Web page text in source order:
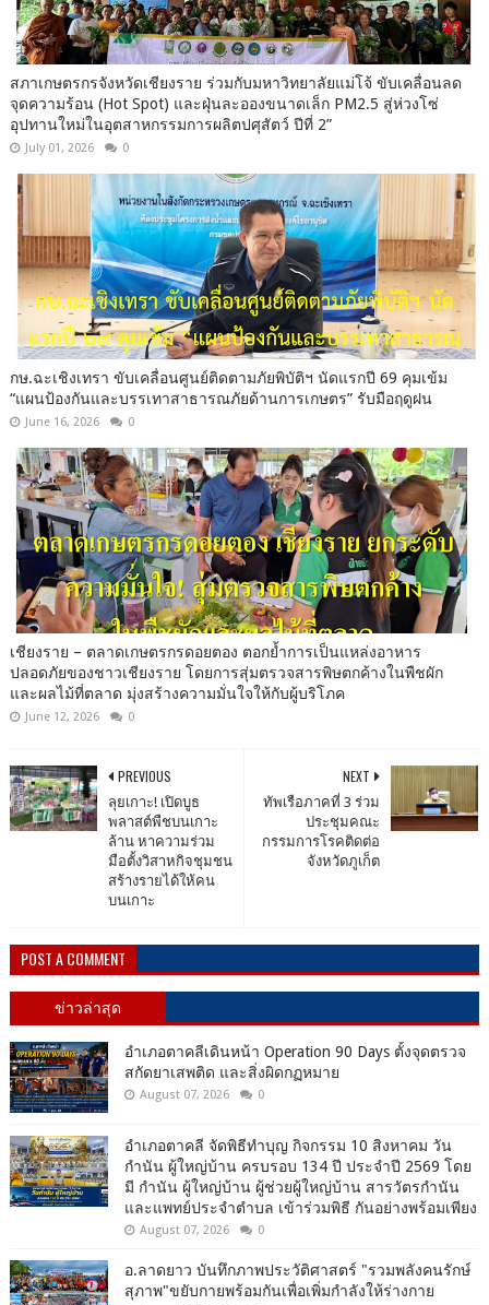
สภาเกษตรกรจังหวัดเชียงราย ร่วมกับมหาวิทยาลัยแม่โจ้ ขับเคลื่อนลด
จุดความร้อน (Hot Spot) และฝุ่นละอองขนาดเล็ก PM2.5 สู่ห่วงโซ่
อุปทานใหม่ในอุตสาหกรรมการผลิตปศุสัตว์ ปีที่ 2”
July 01, 2026 0
กษ.ฉะเชิงเทรา ขับเคลื่อนศูนย์ติดตามภัยพิบัติฯ นัดแรกปี 69 คุมเข้ม
“แผนป้องกันและบรรเทาสาธารณภัยด้านการเกษตร” รับมือฤดูฝน
June 16, 2026 0
เชียงราย – ตลาดเกษตรกรดอยตอง ตอกย้ำการเป็นแหล่งอาหาร
ปลอดภัยของชาวเชียงราย โดยการสุ่มตรวจสารพิษตกค้างในพืชผัก
และผลไม้ที่ตลาด มุ่งสร้างความมั่นใจให้กับผู้บริโภค
June 12, 2026 0
NEXT
ทัพเรือภาคที่ 3 ร่วม
ประชุมคณะ
กรรมการโรคติดต่อ
จังหวัดภูเก็ต
PREVIOUS
ลุยเกาะ! เปิดบูธ
พลาสต์พืชบนเกาะ
ล้าน หาความร่วม
มือตั้งวิสาหกิจชุมชน
สร้างรายได้ให้คน
บนเกาะ
POST A COMMENT
ข่าวล่าสุด
อำเภอตาคลีเดินหน้า Operation 90 Days ตั้งจุดตรวจ
สกัดยาเสพติด และสิ่งผิดกฏหมาย
August 07, 2026 0
อำเภอตาคลี จัดพิธีทำบุญ กิจกรรม 10 สิงหาคม วัน
กำนัน ผู้ใหญ่บ้าน ครบรอบ 134 ปี ประจำปี 2569 โดย
มี กำนัน ผู้ใหญ่บ้าน ผู้ช่วยผู้ใหญ่บ้าน สารวัตรกำนัน
และแพทย์ประจำตำบล เข้าร่วมพิธี กันอย่างพร้อมเพียง
August 07, 2026 0
อ.ลาดยาว บันทึกภาพประวัติศาสตร์ "รวมพลังคนรักษ์
สุภาพ"ขยับกายพร้อมกันเพื่อเพิ่มกำลังให้ร่างกาย